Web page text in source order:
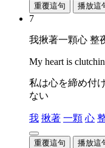
重覆這句 播放這
7
我揪著一顆心 整
My heart is
私は心を締め付
ない
我 揪著 一顆 心
重覆這句 播放這